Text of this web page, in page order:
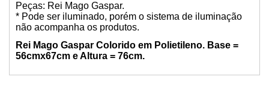
Peças: Rei Mago Gaspar.
* Pode ser iluminado, porém o sistema de iluminação
não acompanha os produtos.
Rei Mago Gaspar Colorido em Polietileno. Base =
56cmx67cm e Altura = 76cm.